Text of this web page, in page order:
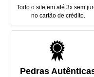
Todo o site em até 3x sem
no cartão de crédito.
Pedras